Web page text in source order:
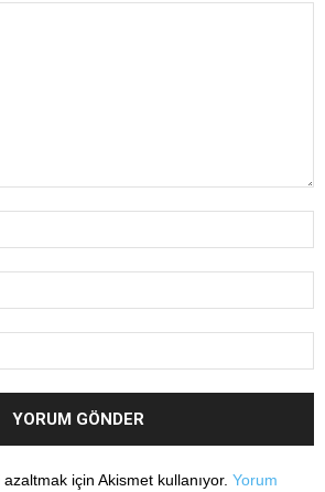
için Akismet kullanıyor. Yorum